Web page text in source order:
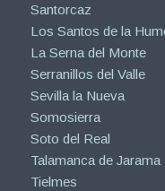
Santorcaz
Los Santos de la
La Serna del Monte
Serranillos del Valle
Sevilla la Nueva
Somosierra
Soto del Real
Talamanca de Jarama
Tielmes